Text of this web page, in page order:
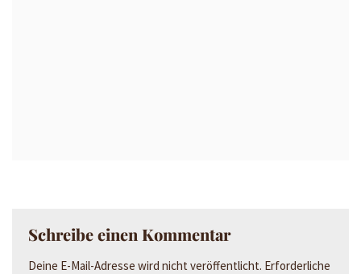
Schreibe einen Kommentar
Deine E-Mail-Adresse wird nicht veröffentlicht. Erforderliche